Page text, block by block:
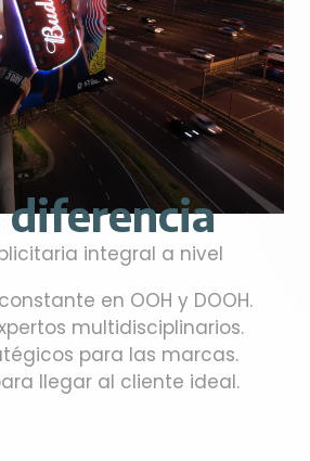
diferencia
integral a nivel
en OOH y DOOH.
multidisciplinarios.
para las marcas.
llegar al cliente ideal.